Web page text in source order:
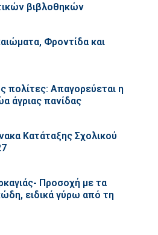
βιβλοθηκών
Φροντίδα και
πολίτες: Απαγορεύεται η
άγριας πανίδας
Κατάταξης Σχολικού
Προσοχή με τα
ειδικά γύρω από τη